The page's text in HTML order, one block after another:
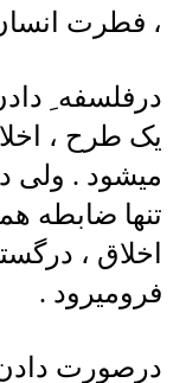
، فطرت
درفلسفه
یک طرح ،
میشود . ولی
تنها ضابطه
اخلاق ،
فرومیرود .
درصورت